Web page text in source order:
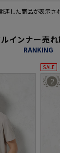
した商品が表示され
インナー売
RANKING
SALE
2